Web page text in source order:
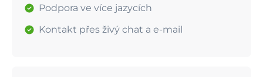
Podpora ve více jazycích
Kontakt přes živý chat a e-mail